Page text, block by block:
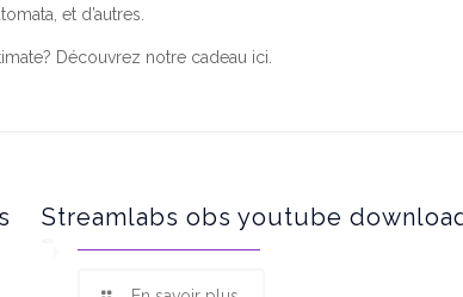
et d’autres.
Découvrez notre cadeau ici.
Streamlabs obs youtube